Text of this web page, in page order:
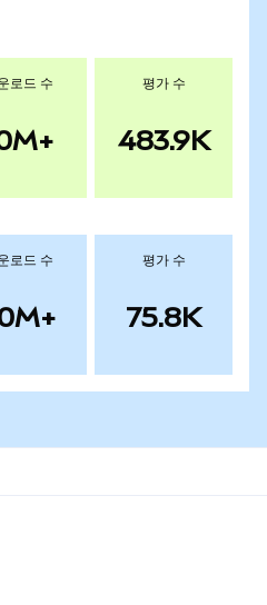
로드 수 평가 수
483.9K
로드 수 평가 수
75.8K